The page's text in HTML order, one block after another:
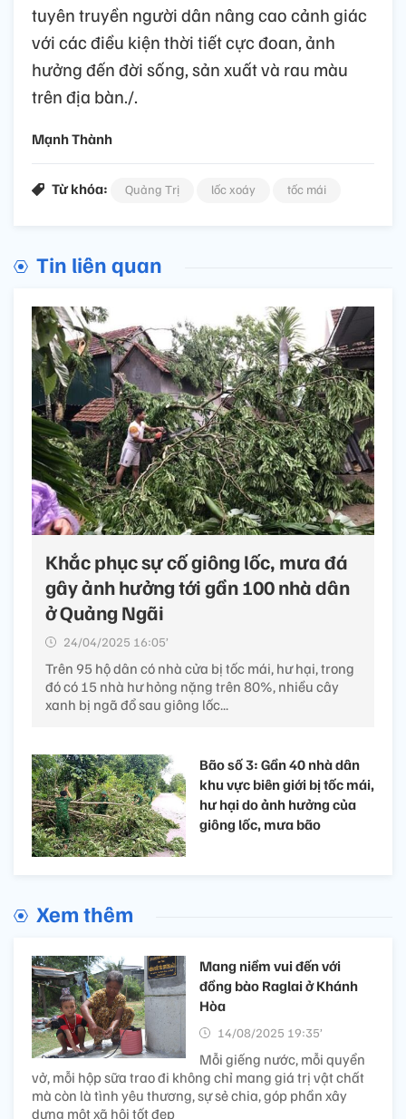
tuyên truyền người dân nâng cao cảnh giác
với các điều kiện thời tiết cực đoan, ảnh
hưởng đến đời sống, sản xuất và rau màu
trên địa bàn./.
Mạnh Thành
Từ khóa: Quảng Trị lốc xoáy tốc mái
Tin liên quan
Khắc phục sự cố giông lốc, mưa đá
gây ảnh hưởng tới gần 100 nhà dân
ở Quảng Ngãi
24/04/2025 16:05’
Trên 95 hộ dân có nhà cửa bị tốc mái, hư hại, trong
đó có 15 nhà hư hỏng nặng trên 80%, nhiều cây
xanh bị ngã đổ sau giông lốc...
Bão số 3: Gần 40 nhà dân
khu vực biên giới bị tốc mái,
hư hại do ảnh hưởng của
giông lốc, mưa bão
Xem thêm
Mang niềm vui đến với
đồng bào Raglai ở Khánh
Hòa
14/08/2025 19:35’
Mỗi giếng nước, mỗi quyển
vở, mỗi hộp sữa trao đi không chỉ mang giá trị vật chất
mà còn là tình yêu thương, sự sẻ chia, góp phần xây
dựng một xã hội tốt đẹp